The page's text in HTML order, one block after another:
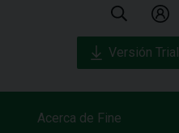
Acerca de Fine
Versión Trial